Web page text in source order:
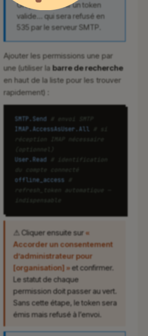
Graph et obtenir un token
valide… qui sera refusé en
535 par le serveur SMTP.
Ajouter les permissions une par
une (utiliser la barre de recherche
en haut de la liste pour les trouver
rapidement) :
SMTP.Send
IMAP.AccessAsUser.All
réception IMAP nécessaire
(optionnel)
User.Read
# identification
du compte connecté
offline_access
refresh_token automatique —
⚠ Cliquer ensuite sur «
Accorder un consentement
d’administrateur pour
[organisation] »et confirmer.
Le statut de chaque
permission doit passer au vert.
Sans cette étape, le token sera
émis mais refusé à l’envoi.